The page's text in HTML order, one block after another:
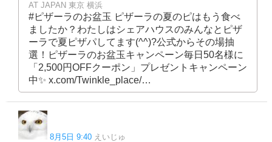
AT JAPAN 東京 横浜
#ピザーラのお盆玉 ピザーラの夏のピはもう食べ
ましたか？わたしはシェアハウスのみんなとピザ
ーラで夏ピザパしてます(^^)?公式からその場抽
選！ピザーラのお盆玉キャンペーン毎日50名様に
「2,500円OFFクーポン」プレゼントキャンペーン
中✨️ x.com/Twinkle_place/…
8月5日 9:40 えいじゅ